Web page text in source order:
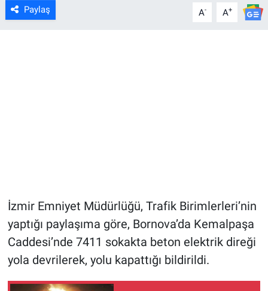
Paylaş A- A+
İzmir Emniyet Müdürlüğü, Trafik Birimlerleri’nin
yaptığı paylaşıma göre, Bornova’da Kemalpaşa
Caddesi’nde 7411 sokakta beton elektrik direği
yola devrilerek, yolu kapattığı bildirildi.